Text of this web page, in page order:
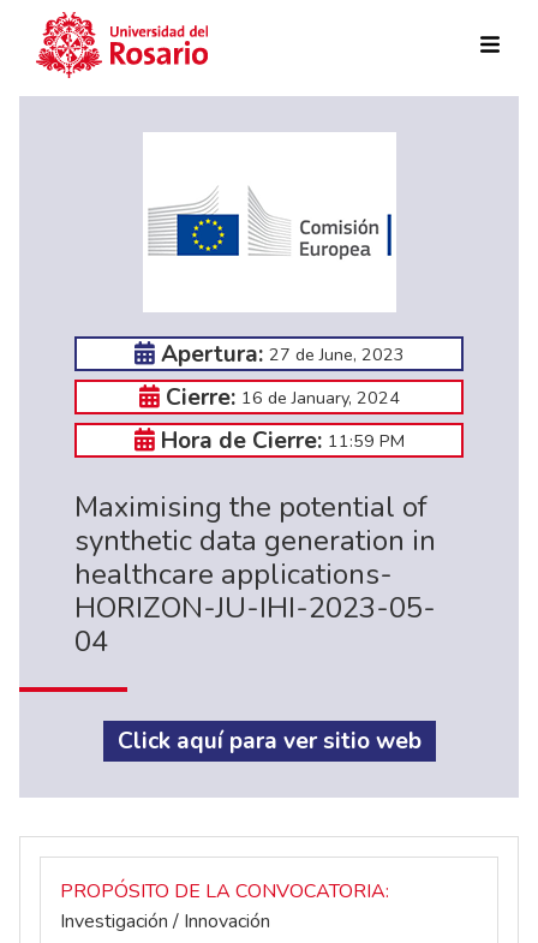
Apertura: 27 de June, 2023
Cierre: 16 de January, 2024
Hora de Cierre: 11:59 PM
Maximising the potential of
synthetic data generation in
healthcare applications-
HORIZON-JU-IHI-2023-05-
04
Click aquí para ver sitio web
PROPÓSITO DE LA CONVOCATORIA
Investigación / Innovación